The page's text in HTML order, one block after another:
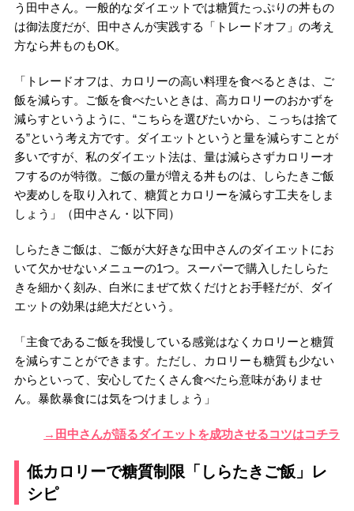
う田中さん。一般的なダイエットでは糖質たっぷりの丼もの
は御法度だが、田中さんが実践する「トレードオフ」の考え
方なら丼ものもOK。
「トレードオフは、カロリーの高い料理を食べるときは、ご
飯を減らす。ご飯を食べたいときは、高カロリーのおかずを
減らすというように、“こちらを選びたいから、こっちは捨て
る”という考え方です。ダイエットというと量を減らすことが
多いですが、私のダイエット法は、量は減らさずカロリーオ
フするのが特徴。ご飯の量が増える丼ものは、しらたきご飯
や麦めしを取り入れて、糖質とカロリーを減らす工夫をしま
しょう」（田中さん・以下同）
しらたきご飯は、ご飯が大好きな田中さんのダイエットにお
いて欠かせないメニューの1つ。スーパーで購入したしらた
きを細かく刻み、白米にまぜて炊くだけとお手軽だが、ダイ
エットの効果は絶大だという。
「主食であるご飯を我慢している感覚はなくカロリーと糖質
を減らすことができます。ただし、カロリーも糖質も少ない
からといって、安心してたくさん食べたら意味がありませ
ん。暴飲暴食には気をつけましょう」
→田中さんが語るダイエットを成功させるコツはコチラ
低カロリーで糖質制限「しらたきご飯」レ
シピ